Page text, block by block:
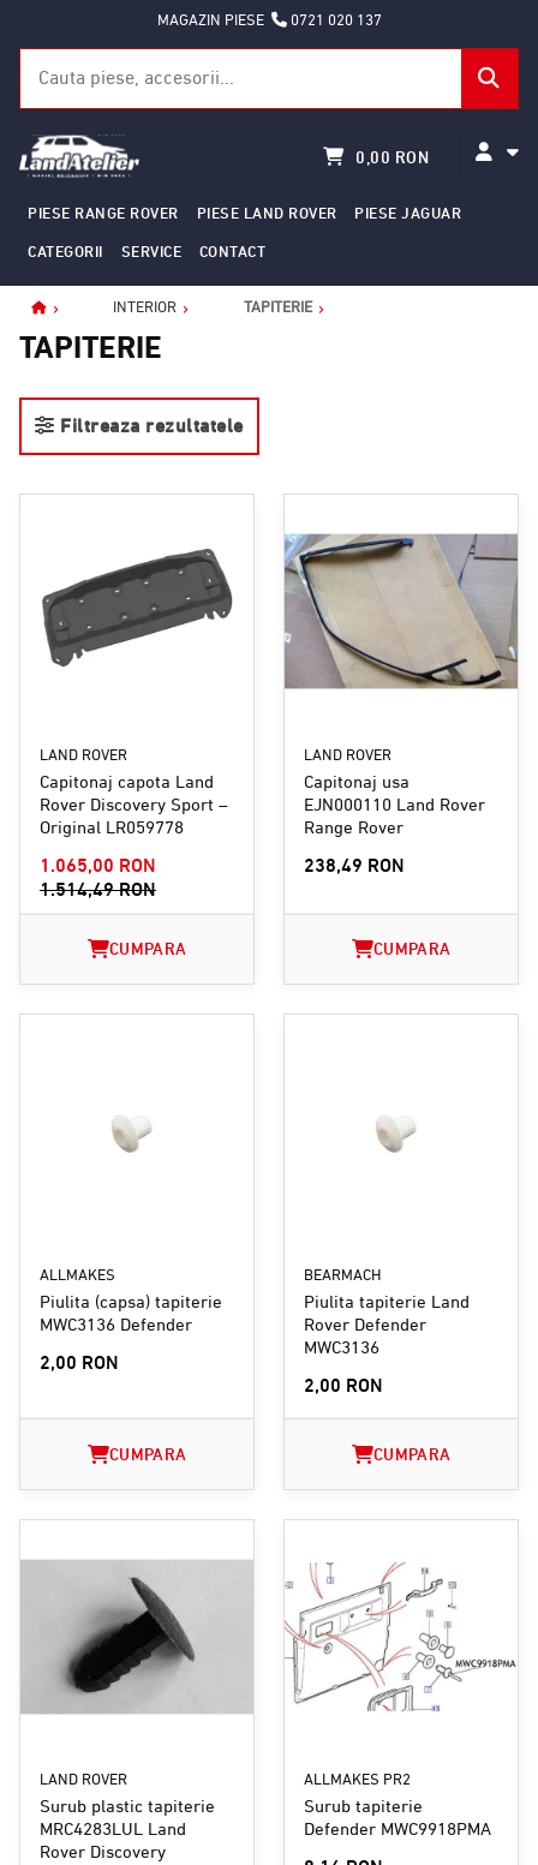
MAGAZIN PIESE 0721 020 137
0,00 RON
PIESE RANGE ROVER PIESE LAND ROVER PIESE JAGUAR
CATEGORII SERVICE CONTACT
Home
INTERIOR TAPITERIE
TAPITERIE
Filtreaza rezultatele
LAND ROVER
Capitonaj capota Land
Rover Discovery Sport –
Original LR059778
1.065,00 RON
1.514,49 RON
CUMPARA
LAND ROVER
Capitonaj usa
EJN000110 Land Rover
Range Rover
238,49 RON
CUMPARA
ALLMAKES
Piulita (capsa) tapiterie
MWC3136 Defender
2,00 RON
CUMPARA
BEARMACH
Piulita tapiterie Land
Rover Defender
MWC3136
2,00 RON
CUMPARA
LAND ROVER
Surub plastic tapiterie
MRC4283LUL Land
Rover Discovery
ALLMAKES PR2
Surub tapiterie
Defender MWC9918PMA